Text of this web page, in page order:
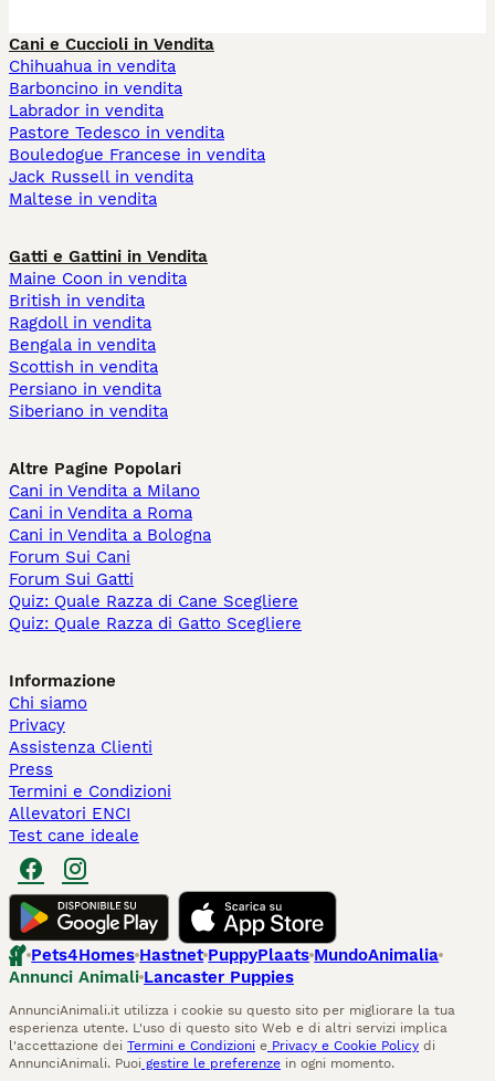
Cani e Cuccioli in Vendita
Chihuahua in vendita
Barboncino in vendita
Labrador in vendita
Pastore Tedesco in vendita
Bouledogue Francese in vendita
Jack Russell in vendita
Maltese in vendita
Gatti e Gattini in Vendita
Maine Coon in vendita
British in vendita
Ragdoll in vendita
Bengala in vendita
Scottish in vendita
Persiano in vendita
Siberiano in vendita
Altre Pagine Popolari
Cani in Vendita a Milano
Cani in Vendita a Roma
Cani in Vendita a Bologna
Forum Sui Cani
Forum Sui Gatti
Quiz: Quale Razza di Cane Scegliere
Quiz: Quale Razza di Gatto Scegliere
Informazione
Chi siamo
Privacy
Assistenza Clienti
Press
Termini e Condizioni
Allevatori ENCI
Test cane ideale
Pets4Homes Hastnet PuppyPlaats MundoAnimalia
Annunci Animali Lancaster Puppies
AnnunciAnimali.it utilizza i cookie su questo sito per migliorare la tua
esperienza utente. L'uso di questo sito Web e di altri servizi implica
l'accettazione dei Termini e Condizioni e Privacy e Cookie Policy di
AnnunciAnimali. Puoi gestire le preferenze in ogni momento.